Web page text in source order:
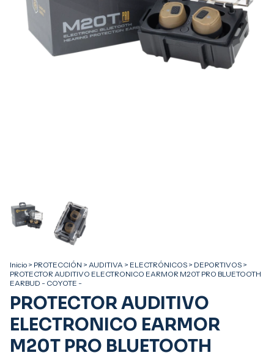
Inicio > PROTECCIÓN > AUDITIVA > ELECTRÓNICOS > DEPORTIVOS >
PROTECTOR AUDITIVO ELECTRONICO EARMOR M20T PRO BLUETOOTH
EARBUD - COYOTE -
PROTECTOR AUDITIVO
ELECTRONICO EARMOR
M20T PRO BLUETOOTH